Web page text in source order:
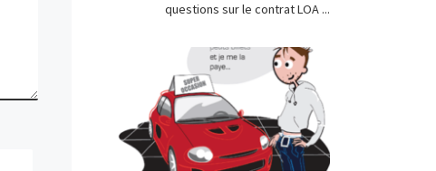
questions sur le contrat LOA ...